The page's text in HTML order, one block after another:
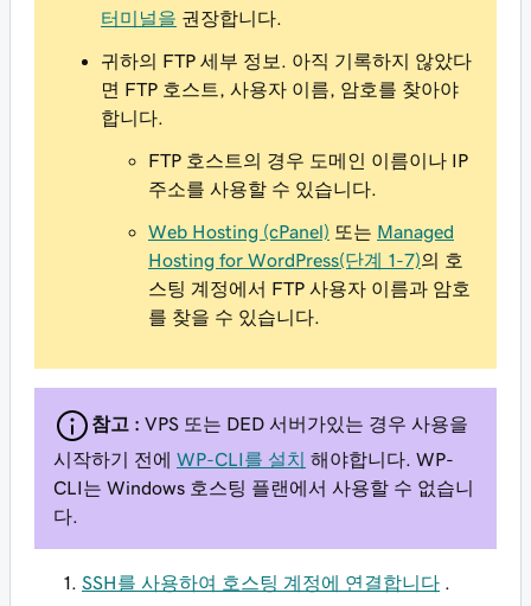
터미널을 권장합니다.
귀하의 FTP 세부 정보. 아직 기록하지 않았다
면 FTP 호스트, 사용자 이름, 암호를 찾아야
합니다.
FTP 호스트의 경우 도메인 이름이나 IP
주소를 사용할 수 있습니다.
Web Hosting (cPanel) 또는 Managed
Hosting for WordPress(단계 1-7)의 호
스팅 계정에서 FTP 사용자 이름과 암호
를 찾을 수 있습니다.
참고 : VPS 또는 DED 서버가있는 경우 사용을
시작하기 전에 WP-CLI를 설치
해야합니다. WP-
CLI는 Windows 호스팅 플랜에서 사용할 수 없습니
다.
SSH를 사용하여 호스팅 계정에 연결합니다